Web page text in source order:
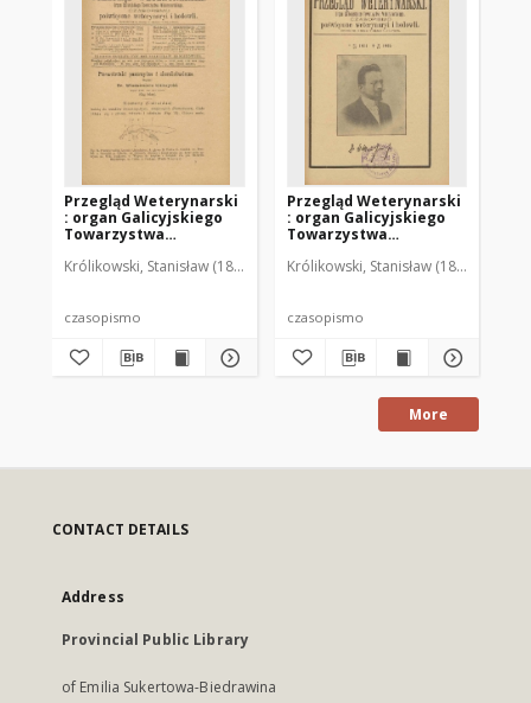
Przegląd Weterynarski
: organ Galicyjskiego
Towarzystwa
czasopismo
1905 R. 20, nr 4
Królikowski, Stanisław (1853-1924). Red.
czasopismo
Przegląd Weterynarski
: organ Galicyjskiego
Towarzystwa
czasopismo
1905 R. 20, nr 5
Królikowski, Stanisław (1853-1924).
czasopismo
More
CONTACT DETAILS
Address
Provincial Public Library
of Emilia Sukertowa-Biedrawina